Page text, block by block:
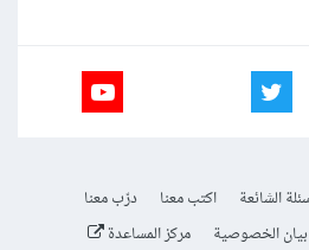
الشائعة اكتب معنا
درّب معنا
بيان الخصوصية مركز المساعدة